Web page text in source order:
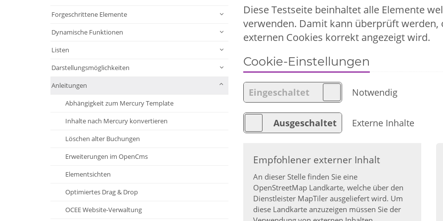
Diese Testseite beinhaltet alle Elemente
verwenden. Damit kann überprüft
externen Cookies korrekt angezeigt wird.
Cookie-Einstellungen
Notwendig
Externe Inhalte
Empfohlener externer Inhalt
An dieser Stelle finden Sie eine
OpenStreetMap Landkarte, welche über den
Dienstleister MapTiler ausgeliefert wird. Um
diese Landkarte anzuzeigen müssen Sie der
Forgeschrittene Elemente
Dynamische Funktionen
Listen
Darstellungsmöglichkeiten
Anleitungen
Abhängigkeit zum Mercury Template
Inhalte nach Mercury konvertieren
Löschen alter Buchungen
Erweiterungen im OpenCms
Elementsichten
Optimiertes Drag & Drop
OCEE Website-Verwaltung